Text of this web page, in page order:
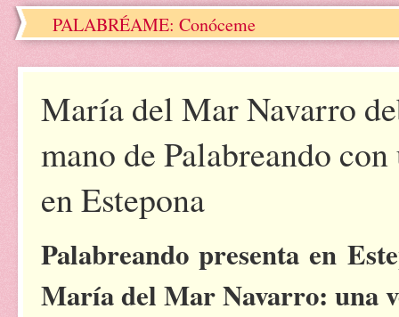
PALABRÉAME: Conóceme
María del Mar Navarro
mano de Palabreando
en Estepona
Palabreando presenta en
María del Mar Navarro: una